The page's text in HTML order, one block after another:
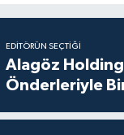
EDITÖRÜN SEÇTIĞI
Alagöz Holding
Önderleriyle